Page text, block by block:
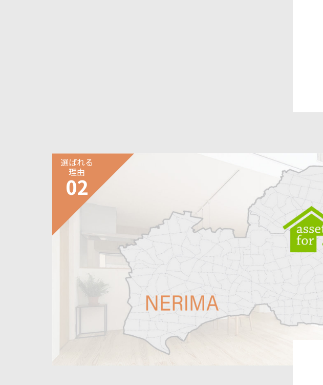
選ばれる
理由
02